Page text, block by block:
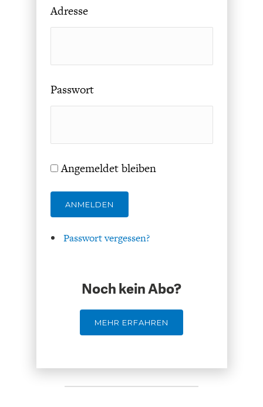
UNGLEICHHEIT UND
FACHKRÄFTEMANGEL
EUROPA
FINANZMÄRKTE
Adresse
Passwort
Angemeldet bleiben
ANMELDEN
Passwort vergessen?
Noch kein Abo?
MEHR ERFAHREN